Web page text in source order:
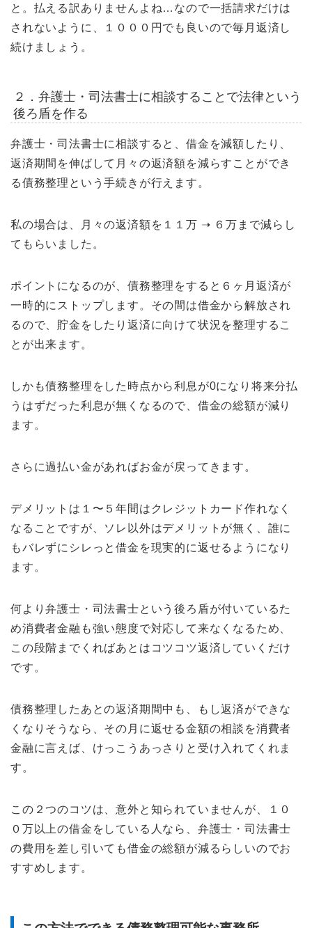
と。払える訳ありませんよね…なので一括請求だけは
されないように、１０００円でも良いので毎月返済し
続けましょう。
２．弁護士・司法書士に相談することで法律という
後ろ盾を作る
弁護士・司法書士に相談すると、借金を減額したり、
返済期間を伸ばして月々の返済額を減らすことができ
る債務整理という手続きが行えます。
私の場合は、月々の返済額を１１万 ➝ ６万まで減らし
てもらいました。
ポイントになるのが、債務整理をすると６ヶ月返済が
一時的にストップします。その間は借金から解放され
るので、貯金をしたり返済に向けて状況を整理するこ
とが出来ます。
しかも債務整理をした時点から利息が0になり将来分払
うはずだった利息が無くなるので、借金の総額が減り
ます。
さらに過払い金があればお金が戻ってきます。
デメリットは１〜５年間はクレジットカード作れなく
なることですが、ソレ以外はデメリットが無く、誰に
もバレずにシレっと借金を現実的に返せるようになり
ます。
何より弁護士・司法書士という後ろ盾が付いているた
め消費者金融も強い態度で対応して来なくなるため、
この段階までくればあとはコツコツ返済していくだけ
です。
債務整理したあとの返済期間中も、もし返済ができな
くなりそうなら、その月に返せる金額の相談を消費者
金融に言えば、けっこうあっさりと受け入れてくれま
す。
この２つのコツは、意外と知られていませんが、１０
０万以上の借金をしている人なら、弁護士・司法書士
の費用を差し引いても借金の総額が減るらしいのでお
すすめします。